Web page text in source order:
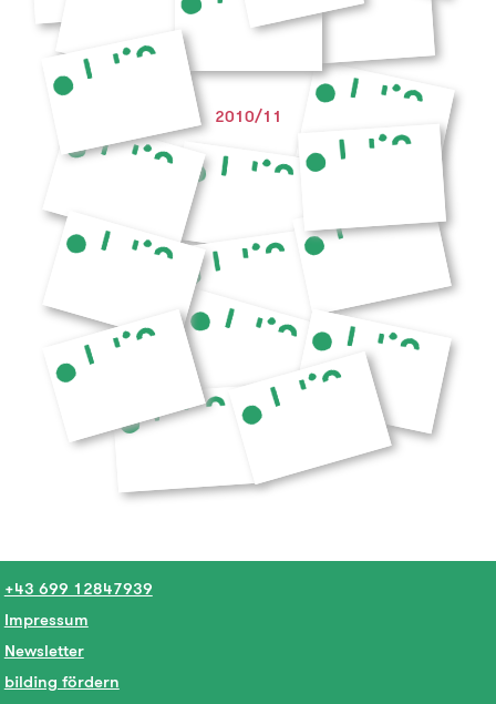
2010/11
+43 699 12847939
Impressum
Newsletter
bilding fördern